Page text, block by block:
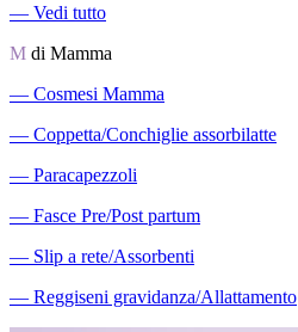
― Vedi tutto
M di Mamma
― Cosmesi Mamma
― Coppetta/Conchiglie assorbilatte
― Paracapezzoli
― Fasce Pre/Post partum
― Slip a rete/Assorbenti
― Reggiseni gravidanza/Allattamento